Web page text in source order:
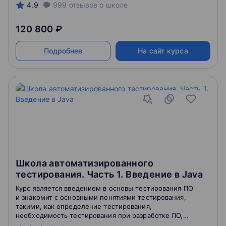
4.9 999 отзывов о школе
120 800 ₽
Подробнее На сайт курса
Школа автоматизированного
тестирования. Часть 1. Введение в Java
Курс является введением в основы тестирования ПО
и знакомит с основными понятиями тестирования,
такими, как определение тестирования,
необходимость тестирования при разработке ПО,